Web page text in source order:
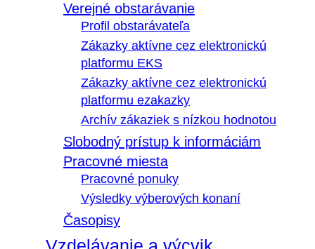
Verejné obstarávanie
Profil obstarávateľa
Zákazky aktívne cez elektronickú
platformu EKS
Zákazky aktívne cez elektronickú
platformu ezakazky
Archív zákaziek s nízkou hodnotou
Slobodný prístup k informáciám
Pracovné miesta
Pracovné ponuky
Výsledky výberových konaní
Časopisy